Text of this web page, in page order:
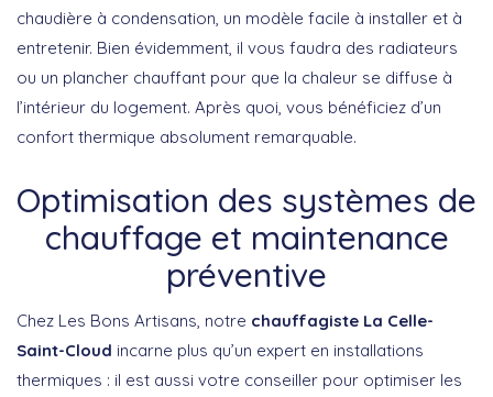
chaudière à condensation, un modèle facile à installer et à
entretenir. Bien évidemment, il vous faudra des radiateurs
ou un plancher chauffant pour que la chaleur se diffuse à
l’intérieur du logement. Après quoi, vous bénéficiez d’un
confort thermique absolument remarquable.
Optimisation des systèmes de
chauffage et maintenance
préventive
Chez Les Bons Artisans , notre chauffagiste La Celle-
Saint-Cloud incarne plus qu’un expert en installations
thermiques : il est aussi votre conseiller pour optimiser les